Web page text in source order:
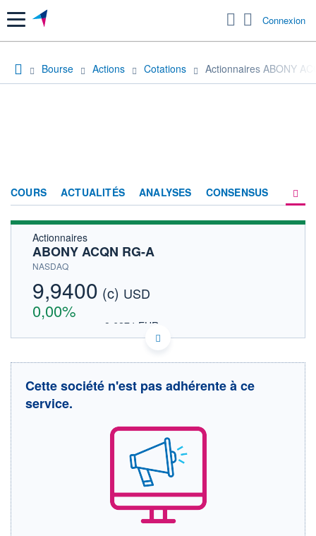
Menu Connexion
Bourse Actions Cotations Actionnaires ABONY
COURS ACTUALITÉS ANALYSES CONSENSUS
Actionnaires
ABONY ACQN RG-A
NASDAQ
9,9400 (c) USD
0,00%
8,6274 EUR
DONNÉES TEMPS DIFFÉRÉ
Cotation sur les autres places
9,9400
+ BAS
0,0000
CAPITAL ÉCHANGÉ
0,00%
Cette société n'est pas adhérente à ce
service.